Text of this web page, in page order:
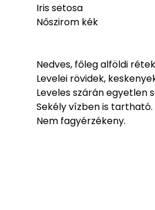
Iris setosa
Nőszirom kék
Nedves, főleg alföldi
Levelei rövidek,
Leveles szárán egyetlen
Sekély vízben is tartható.
Nem fagyérzékeny.